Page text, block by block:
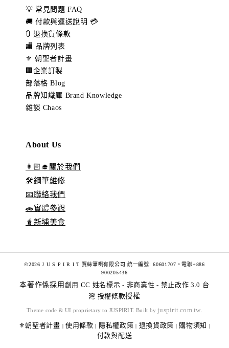
💡 常見問題 FAQ
🚚 付款與運送說明 💳
🔃 退換貨條款
🏬 品牌列表
⚜️ 朝聖者計畫
🏢企業訂製
部落格 Blog
品牌知識庫 Brand Knowledge
雜談 Chaos
About Us
👩🏻‍🎓關於我們
🛠️鋼筆維修
📧聯絡我們
🚗實體參觀
🧋新埔美食
©2026 J U S P I R I T 賈絲筆咧有限公司 統一編號: 60601707。電聯+886
900205436
本著作係採用 創用 CC 姓名標示 - 非商業性 - 禁止改作 3.0 台
灣 授權條款授權
Theme code & UI proprietary to JUSPIRIT. Built by juspirit.com.tw
⚜️朝聖者計畫 | 使用條款 | 隱私權政策 | 退換貨政策 | 購物須知 |
付款與配送